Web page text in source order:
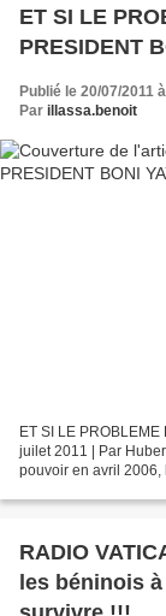
ET SI LE
PRESIDENT
Publié le 20/07/2011
Par illassa.benoit
ET SI LE
juilet 2011 | Par
pouvoir en avril 2006,
RADIO
les béninois